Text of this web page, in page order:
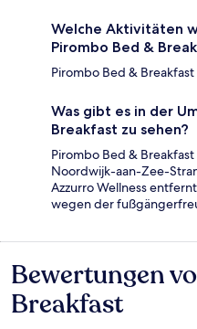
Welche Aktivitäten
Pirombo Bed &
Pirombo Bed &
Was gibt es in der
Breakfast zu sehen?
Pirombo Bed &
Noordwijk-aan-Zee-
Azzurro Wellness
wegen der
Bewertungen
Bewertungen
Breakfast